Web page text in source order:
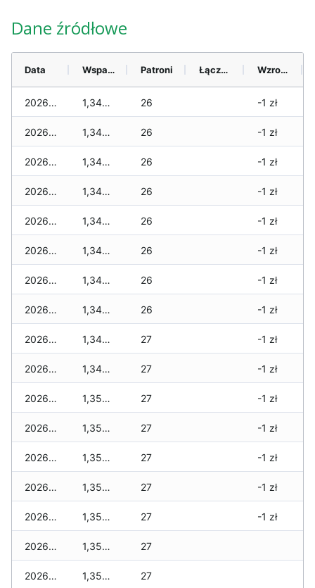
Dane źródłowe
Data Wsparcie Patroni Łącznie Wzrost (28 dni)
2026-08-07 1,340 zł 26 -1 zł
2026-08-06 1,340 zł 26 -1 zł
2026-08-05 1,340 zł 26 -1 zł
2026-08-04 1,340 zł 26 -1 zł
2026-08-03 1,340 zł 26 -1 zł
2026-08-02 1,340 zł 26 -1 zł
2026-08-01 1,340 zł 26 -1 zł
2026-07-31 1,340 zł 26 -1 zł
2026-07-29 1,340 zł 27 -1 zł
2026-07-28 1,340 zł 27 -1 zł
2026-07-27 1,350 zł 27 -1 zł
2026-07-26 1,350 zł 27 -1 zł
2026-07-24 1,350 zł 27 -1 zł
2026-07-23 1,350 zł 27 -1 zł
2026-07-22 1,350 zł 27 -1 zł
2026-07-21 1,350 zł 27
2026-07-20 1,350 zł 27